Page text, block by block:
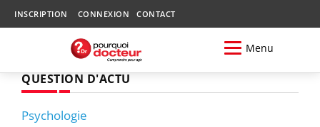
INSCRIPTION CONNEXION CONTACT
Menu
QUESTION D'ACTU
Psychologie